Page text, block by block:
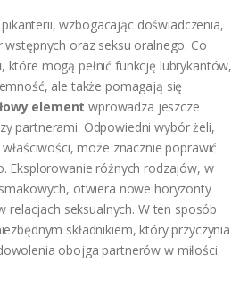
pikanterii, wzbogacając doświadczenia,
wstępnych oraz seksu oralnego. Co
, które mogą pełnić funkcję lubrykantów,
ale także pomagają się
element wprowadza jeszcze
partnerami. Odpowiedni wybór żeli,
może znacznie poprawić
Eksplorowanie różnych rodzajów, w
otwiera nowe horyzonty
relacjach seksualnych. W ten sposób
składnikiem, który przyczynia
obojga partnerów w miłości.